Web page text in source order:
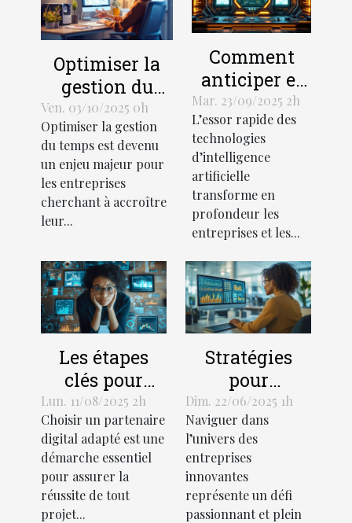
Optimiser la
gestion du
temps avec
une assistance
administrative
externalisée
Ven. 03/10/2025 0h
Optimiser la gestion
du temps est devenu
un enjeu majeur pour
les entreprises
cherchant à accroître
leur...
Comment
anticiper et
gérer les
interruptions
des services
d'IA ?
Mar. 23/09/2025 2h
L’essor rapide des
technologies
d’intelligence
artificielle
transforme en
profondeur les
entreprises et les...
Les étapes
clés pour
choisir
efficacement
son
partenaire
digital
Lun. 11/08/2025 2h
Choisir un partenaire
digital adapté est une
démarche essentiel
pour assurer la
réussite de tout
projet...
Stratégies
pour
optimiser le
succès d'une
entreprise
innovante
Dim. 22/06/2025 1h
Naviguer dans
l’univers des
entreprises
innovantes
représente un défi
passionnant et plein